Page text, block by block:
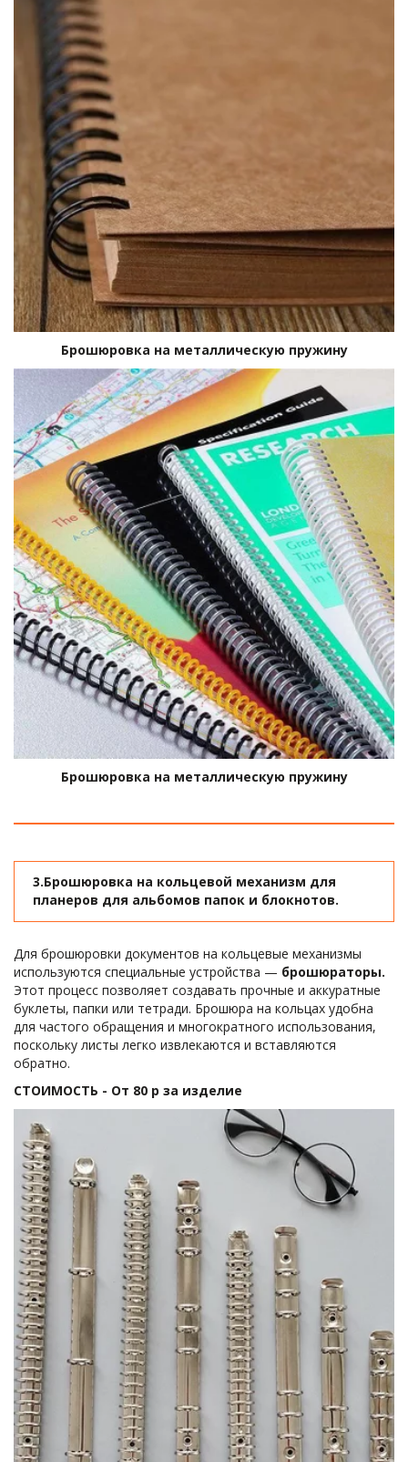
Брошюровка на металлическую пружину
Брошюровка на металлическую пружину
3.Брошюровка на кольцевой механизм для
планеров для альбомов папок и блокнотов.
Для брошюровки документов на кольцевые механизмы
используются специальные устройства — брошюраторы.
Этот процесс позволяет создавать прочные и аккуратные
буклеты, папки или тетради. Брошюра на кольцах удобна
для частого обращения и многократного использования,
поскольку листы легко извлекаются и вставляются
обратно.
СТОИМОСТЬ - От 80 р за изделие